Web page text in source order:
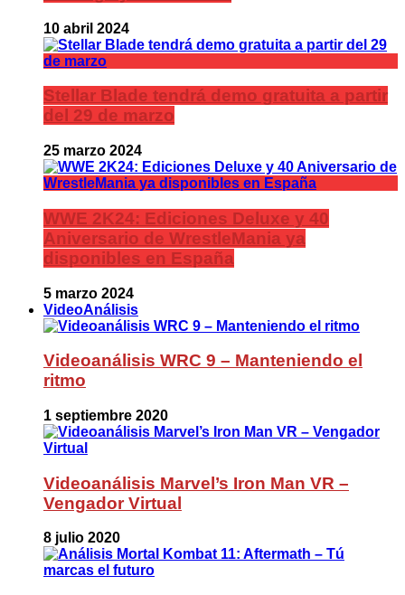
10 abril 2024
Stellar Blade tendrá demo gratuita a partir
del 29 de marzo
25 marzo 2024
WWE 2K24: Ediciones Deluxe y 40
Aniversario de WrestleMania ya
disponibles en España
5 marzo 2024
VideoAnálisis
Videoanálisis WRC 9 – Manteniendo el
ritmo
1 septiembre 2020
Videoanálisis Marvel’s Iron Man VR –
Vengador Virtual
8 julio 2020